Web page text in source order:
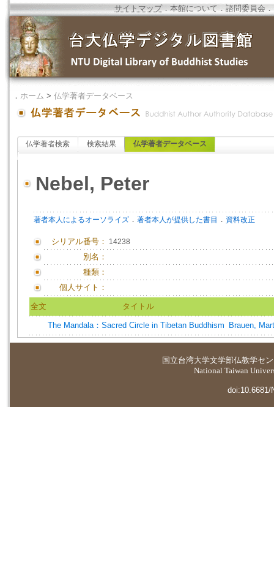
サイトマップ．本館について ．諮問委員会 ．
． ホーム > 仏学著者データベース
仏学著者検索 検索結果 仏学著者データベース
Nebel, Peter
著者本人によるオーソライズ ． 著者本人が提供した書目 ． 資料改正
シリアル番号： 14238
別名：
種類：
個人サイト：
全文 タイトル
The Mandala：Sacred Circle in Tibetan Buddhism Brauen,
国立台湾大学文学部仏教学セ
National Taiwan
doi:10.6681/